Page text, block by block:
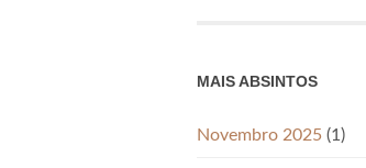
MAIS ABSINTOS
Novembro 2025 (1)